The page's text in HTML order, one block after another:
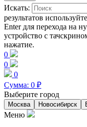
Искать:
результатов
Enter для перехода на
устройство с
нажатие.
0
0
0
Сумма: 0 ₽
Выберите город
Москва Новосибирск
Меню